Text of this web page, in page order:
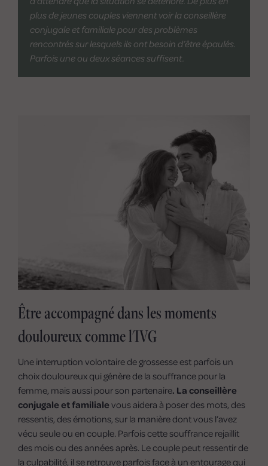
plus de jeunes couples viennent voir la conseillère
conjugale et familiale pour des problèmes
rencontrés sur lesquels ils ont besoin d’être épaulés.
Parfois une ou deux séances suffisent.
Être accompagné dans les moments
douloureux comme l'IVG
Une interruption volontaire de grossesse est parfois un
choix douloureux qui génère de la souffrance pour la
femme, mais aussi pour son partenaire. La conseillère
conjugale et familiale vous aidera à poser des mots, des
ressentis, des émotions, sur la manière dont vous l’avez
vécu seule ou en couple. Parfois cette souffrance rejaillit
des mois ou des années après. Le couple peut ressentir de
la culpabilité, il se retrouve parfois face à un entourage qui